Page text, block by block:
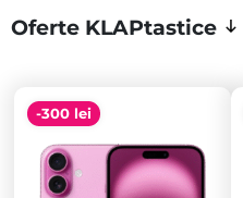
Oferte KLAPtastice
-300 lei